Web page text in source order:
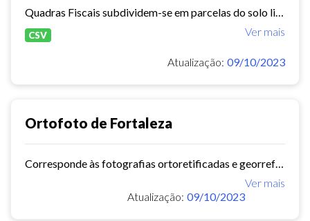
Ver mais
CSV
Atualização: 09/10/2023
Ortofoto de Fortaleza
Ver mais
Atualização: 09/10/2023